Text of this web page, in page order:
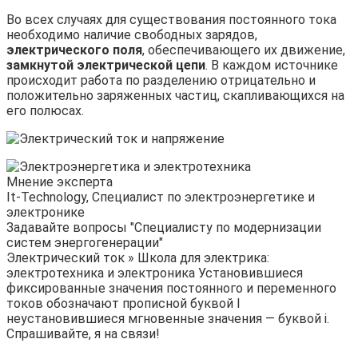
Во всех случаях для существования постоянного тока
необходимо наличие свободных зарядов,
электрического поля, обеспечивающего их движение,
замкнутой электрической цепи. В каждом источнике
происходит работа по разделению отрицательно и
положительно заряженных частиц, скапливающихся на
его полюсах.
Мнение эксперта
It-Technology, Cпециалист по электроэнергетике и
электронике
Задавайте вопросы "Специалисту по модернизации
систем энергогенерации"
Электрический ток » Школа для электрика:
электротехника и электроника Установившиеся
фиксированные значения постоянного и переменного
токов обозначают прописной буквой I
неустановившиеся мгновенные значения — буквой i.
Спрашивайте, я на связи!